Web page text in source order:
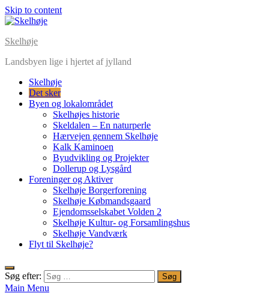
Skip to content
Skelhøje
Landsbyen lige i hjertet af jylland
Skelhøje
Det sker
Byen og lokalområdet
Skelhøjes historie
Skeldalen – En naturperle
Hærvejen gennem Skelhøje
Kalk Kaminoen
Byudvikling og Projekter
Dollerup og Lysgård
Foreninger og Aktiver
Skelhøje Borgerforening
Skelhøje Købmandsgaard
Ejendomsselskabet Volden 2
Skelhøje Kultur- og Forsamlingshus
Skelhøje Vandværk
Flyt til Skelhøje?
Søg efter:
Main Menu